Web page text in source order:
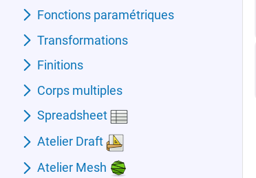
Fonctions paramétriques
Transformations
Finitions
Corps multiples
Spreadsheet
Atelier Draft
Atelier Mesh